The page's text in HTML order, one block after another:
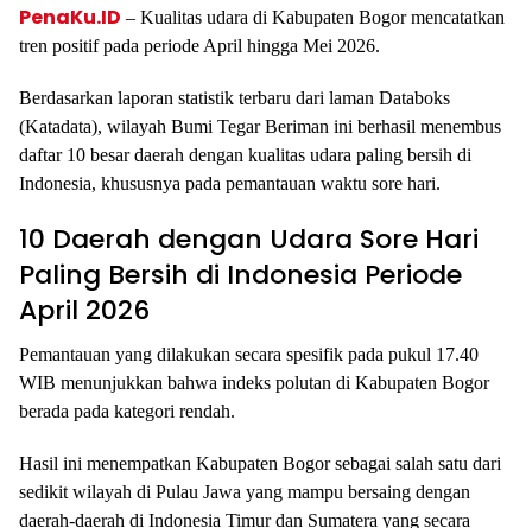
PenaKu.ID – Kualitas udara di Kabupaten Bogor mencatatkan
tren positif pada periode April hingga Mei 2026.
Berdasarkan laporan statistik terbaru dari laman Databoks
(Katadata), wilayah Bumi Tegar Beriman ini berhasil menembus
daftar 10 besar daerah dengan kualitas udara paling bersih di
Indonesia, khususnya pada pemantauan waktu sore hari.
10 Daerah dengan Udara Sore Hari
Paling Bersih di Indonesia Periode
April 2026
Pemantauan yang dilakukan secara spesifik pada pukul 17.40
WIB menunjukkan bahwa indeks polutan di Kabupaten Bogor
berada pada kategori rendah.
Hasil ini menempatkan Kabupaten Bogor sebagai salah satu dari
sedikit wilayah di Pulau Jawa yang mampu bersaing dengan
daerah-daerah di Indonesia Timur dan Sumatera yang secara